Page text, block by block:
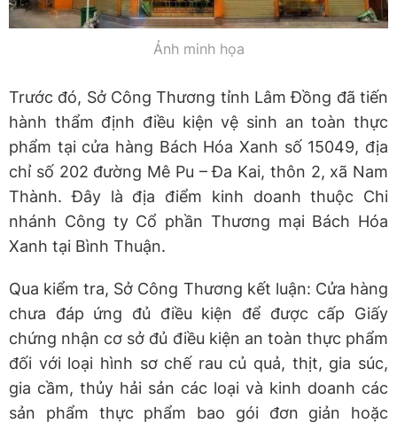
Ảnh minh họa
Trước đó, Sở Công Thương tỉnh Lâm Đồng đã tiến
hành thẩm định điều kiện vệ sinh an toàn thực
phẩm tại cửa hàng Bách Hóa Xanh số 15049, địa
chỉ số 202 đường Mê Pu – Đa Kai, thôn 2, xã Nam
Thành. Đây là địa điểm kinh doanh thuộc Chi
nhánh Công ty Cổ phần Thương mại Bách Hóa
Xanh tại Bình Thuận.
Qua kiểm tra, Sở Công Thương kết luận: Cửa hàng
chưa đáp ứng đủ điều kiện để được cấp Giấy
chứng nhận cơ sở đủ điều kiện an toàn thực phẩm
đối với loại hình sơ chế rau củ quả, thịt, gia súc,
gia cầm, thủy hải sản các loại và kinh doanh các
sản phẩm thực phẩm bao gói đơn giản hoặc